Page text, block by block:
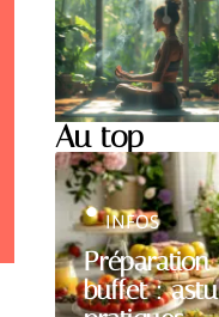
Au top
buffet :
INFOS